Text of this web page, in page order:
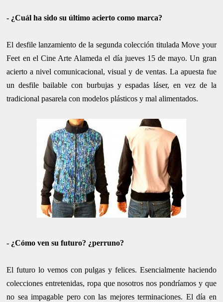
- ¿Cuál ha sido su último acierto como marca?
El desfile lanzamiento de la segunda colección titulada Move your
Feet en el Cine Arte Alameda el día jueves 15 de mayo. Un gran
acierto a nivel comunicacional, visual y de ventas. La apuesta fue
un desfile bailable con burbujas y espadas láser, en vez de la
tradicional pasarela con modelos plásticos y mal alimentados.
- ¿Cómo ven su futuro? ¿perruno?
El futuro lo vemos con pulgas y felices. Esencialmente haciendo
colecciones entretenidas, ropa que nosotros nos pondríamos y que
no sea impagable pero con las mejores terminaciones. El día en